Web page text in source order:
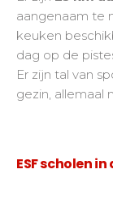
aangenaam te
keuken
dag op de
Er zijn tal van
gezin, allemaal
ESF scholen